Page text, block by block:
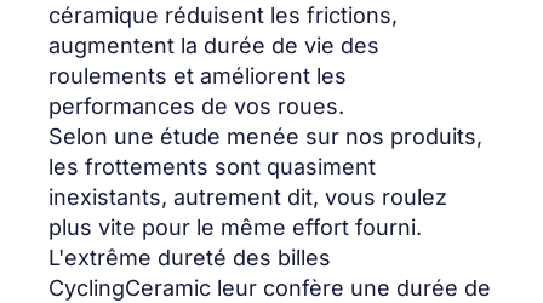
céramique réduisent les frictions,
augmentent la durée de vie des
roulements et améliorent les
performances de vos roues.
Selon une étude menée sur nos produits,
les frottements sont quasiment
inexistants, autrement dit, vous roulez
plus vite pour le même effort fourni.
L'extrême dureté des billes
CyclingCeramic leur confère une durée de